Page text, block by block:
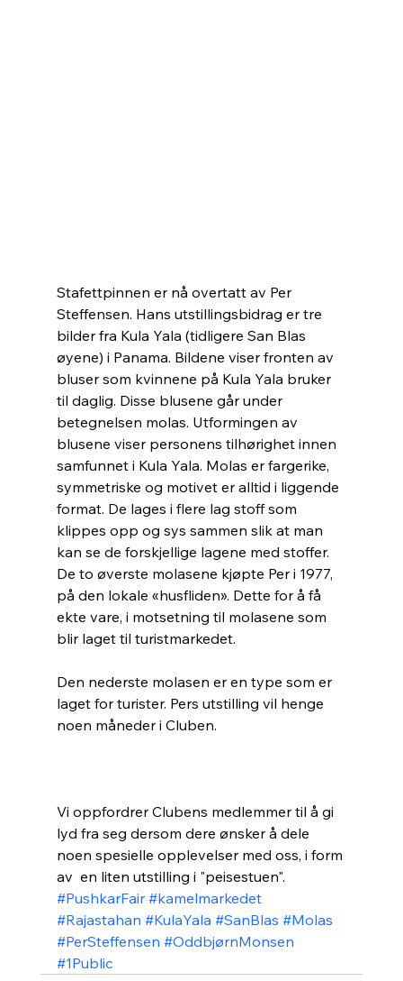
Stafettpinnen er nå overtatt av Per
Steffensen. Hans utstillingsbidrag er tre
bilder fra Kula Yala (tidligere San Blas
øyene) i Panama. Bildene viser fronten av
bluser som kvinnene på Kula Yala bruker
til daglig. Disse blusene går under
betegnelsen molas. Utformingen av
blusene viser personens tilhørighet innen
samfunnet i Kula Yala. Molas er fargerike,
symmetriske og motivet er alltid i liggende
format. De lages i flere lag stoff som
klippes opp og sys sammen slik at man
kan se de forskjellige lagene med stoffer.
De to øverste molasene kjøpte Per i 1977,
på den lokale «husfliden». Dette for å få
ekte vare, i motsetning til molasene som
blir laget til turistmarkedet.
Den nederste molasen er en type som er
laget for turister. Pers utstilling vil henge
noen måneder i Cluben.
Vi oppfordrer Clubens medlemmer til å gi
lyd fra seg dersom dere ønsker å dele
noen spesielle opplevelser med oss, i form
av  en liten utstilling i "peisestuen".
#PushkarFair #kamelmarkedet
#Rajastahan #KulaYala #SanBlas #Molas
#PerSteffensen #OddbjørnMonsen
#1Public